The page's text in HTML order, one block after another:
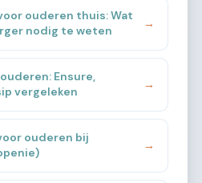
ouderen thuis: Wat
nodig te weten
→
Ensure,
vergeleken
→
ouderen bij
→